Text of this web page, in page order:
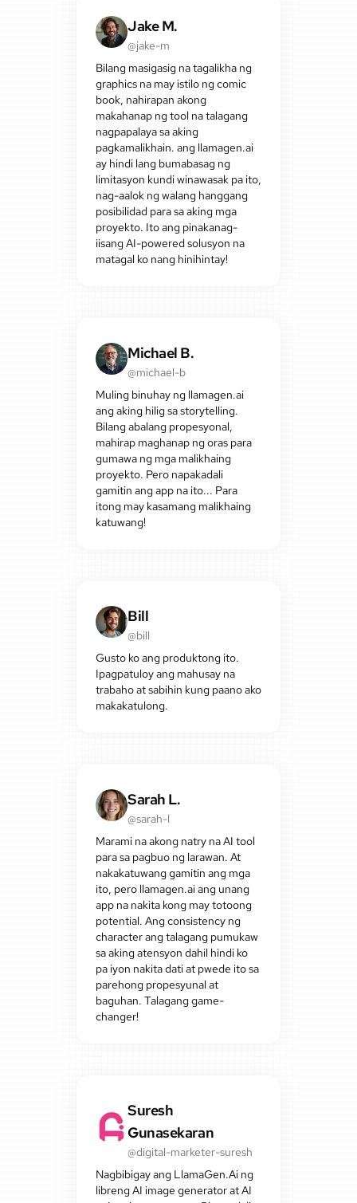
Jake M.
@jake-m
Bilang masigasig na tagalikha ng
graphics na may istilo ng comic
book, nahirapan akong
makahanap ng tool na talagang
nagpapalaya sa aking
pagkamalikhain. ang llamagen.ai
ay hindi lang bumabasag ng
limitasyon kundi winawasak pa ito,
nag-aalok ng walang hanggang
posibilidad para sa aking mga
proyekto. Ito ang pinakanag-
iisang AI-powered solusyon na
matagal ko nang hinihintay!
Michael B.
@michael-b
Muling binuhay ng llamagen.ai
ang aking hilig sa storytelling.
Bilang abalang propesyonal,
mahirap maghanap ng oras para
gumawa ng mga malikhaing
proyekto. Pero napakadali
gamitin ang app na ito... Para
itong may kasamang malikhaing
katuwang!
Bill
@bill
Gusto ko ang produktong ito.
Ipagpatuloy ang mahusay na
trabaho at sabihin kung paano ako
makakatulong.
Sarah L.
@sarah-l
Marami na akong natry na AI tool
para sa pagbuo ng larawan. At
nakakatuwang gamitin ang mga
ito, pero llamagen.ai ang unang
app na nakita kong may totoong
potential. Ang consistency ng
character ang talagang pumukaw
sa aking atensyon dahil hindi ko
pa iyon nakita dati at pwede ito sa
parehong propesyunal at
baguhan. Talagang game-
changer!
Suresh
Gunasekaran
@digital-marketer-suresh
Nagbibigay ang LlamaGen.Ai ng
libreng AI image generator at AI